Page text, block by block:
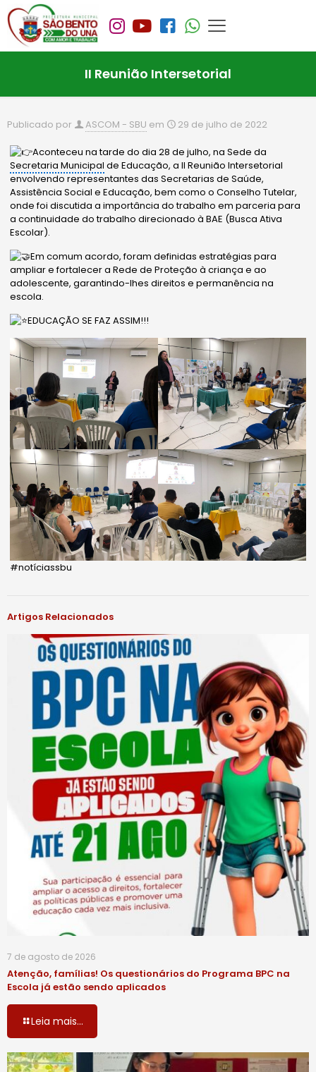
II Reunião Intersetorial
Publicado por ASCOM - SBU em 29 de julho de 2022
Aconteceu na tarde do dia 28 de julho, na Sede da
Secretaria Municipal de Educação, a II Reunião Intersetorial
envolvendo representantes das Secretarias de Saúde,
Assistência Social e Educação, bem como o Conselho Tutelar,
onde foi discutida a importância do trabalho em parceria para
a continuidade do trabalho direcionado à BAE (Busca Ativa
Escolar).
Em comum acordo, foram definidas estratégias para
ampliar e fortalecer a Rede de Proteção à criança e ao
adolescente, garantindo-lhes direitos e permanência na
escola.
EDUCAÇÃO SE FAZ ASSIM!!!
#notíciassbu
Artigos Relacionados
7 de agosto de 2026
Atenção, famílias! Os questionários do Programa BPC na
Escola já estão sendo aplicados
Leia mais...